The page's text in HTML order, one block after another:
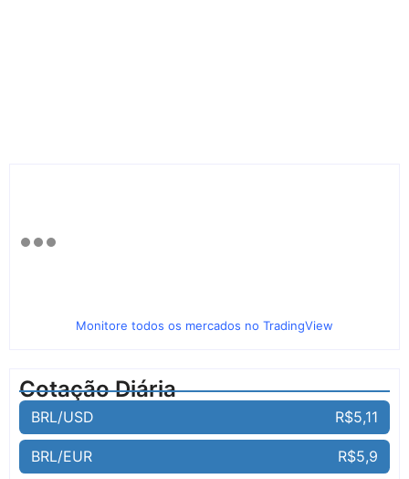
Monitore todos os mercados no TradingView
Cotação Diária
BRL/USD R$5,11
BRL/EUR R$5,9